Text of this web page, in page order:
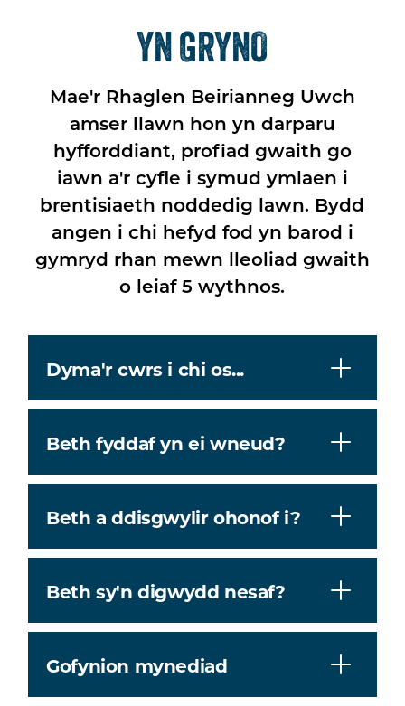
YN GRYNO
Mae'r Rhaglen Beirianneg Uwch
amser llawn hon yn darparu
hyfforddiant, profiad gwaith go
iawn a'r cyfle i symud ymlaen i
brentisiaeth noddedig lawn. Bydd
angen i chi hefyd fod yn barod i
gymryd rhan mewn lleoliad gwaith
o leiaf 5 wythnos.
Dyma'r cwrs i chi os...
Beth fyddaf yn ei wneud?
Beth a ddisgwylir ohonof i?
Beth sy'n digwydd nesaf?
Gofynion mynediad